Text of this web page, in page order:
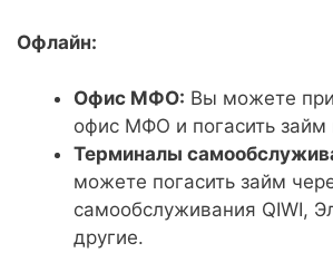
Офлайн:
Офис МФО: Вы можете
офис МФО и погасить
Терминалы
можете погасить займ
самообслуживания QIWI,
другие.